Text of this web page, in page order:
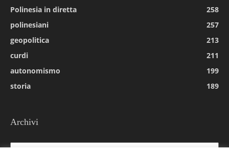
Polinesia in diretta
258
polinesiani
257
geopolitica
213
curdi
211
autonomismo
199
storia
189
Archivi
Archivi